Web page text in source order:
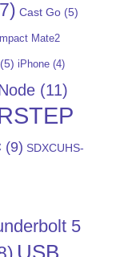
Cast Go (5)
Mate2
(5) iPhone (4)
(11)
(9) SDXCUHS-
5
USB